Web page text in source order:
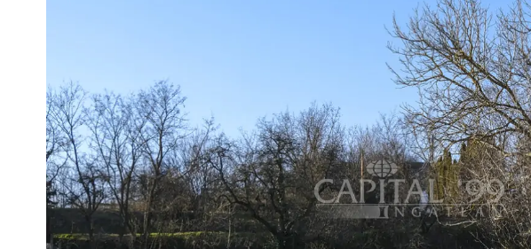
Elektra, gas, water en riolering kunnen worden
Ref. nummer: 3931
Nederlandstalige medewerker Capital99:
Van de Vyver Rita